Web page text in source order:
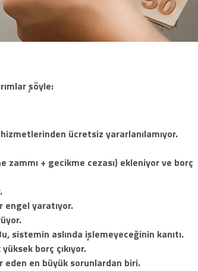
şöyle:
ücretsiz yararlanılamıyor.
+ gecikme cezası) ekleniyor ve borç
engel yaratıyor.
sistemin aslında işlemeyeceğinin kanıtı.
borç çıkıyor.
eden en büyük sorunlardan biri.